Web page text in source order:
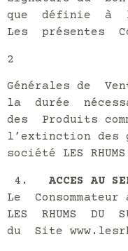
que définie à
Les présentes
2
Générales de
la durée
des Produits
l’extinction des
société LES
ACCES AU
Le
LES RHUMS DU
du Site